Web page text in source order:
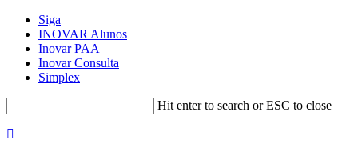
Siga
INOVAR Alunos
Inovar PAA
Inovar Consulta
Simplex
Hit enter to search or ESC to close